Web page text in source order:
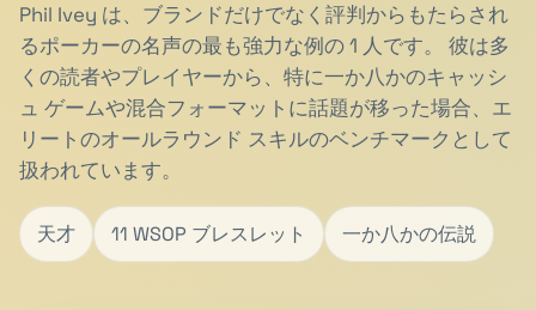
Phil Ivey は、ブランドだけでなく評判からもたらされ
るポーカーの名声の最も強力な例の 1 人です。 彼は多
くの読者やプレイヤーから、特に一か八かのキャッシ
ュ ゲームや混合フォーマットに話題が移った場合、エ
リートのオールラウンド スキルのベンチマークとして
扱われています。
天才 11 WSOP ブレスレット 一か八かの伝説